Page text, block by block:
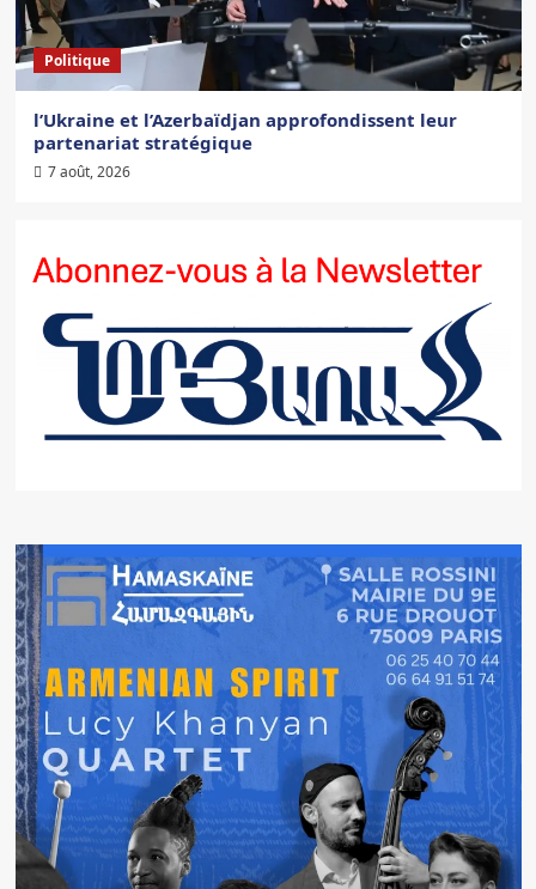
Politique
l’Ukraine et l’Azerbaïdjan approfondissent leur
partenariat stratégique
7 août, 2026